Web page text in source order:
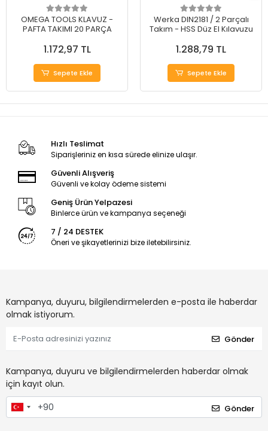
OMEGA TOOLS KLAVUZ -
PAFTA TAKIMI 20 PARÇA
1.172,97 TL
Sepete Ekle
Werka DIN2181 / 2 Parçalı
Takım - HSS Düz El Kılavuzu
1.288,79 TL
Sepete Ekle
Hızlı Teslimat
Siparişleriniz en kısa sürede elinize ulaşır.
Güvenli Alışveriş
Güvenli ve kolay ödeme sistemi
Geniş Ürün Yelpazesi
Binlerce ürün ve kampanya seçeneği
7 / 24 DESTEK
Öneri ve şikayetlerinizi bize iletebilirsiniz.
Kampanya, duyuru, bilgilendirmelerden e-posta ile haberdar
olmak istiyorum.
Gönder
Kampanya, duyuru ve bilgilendirmelerden haberdar olmak
için kayıt olun.
Gönder